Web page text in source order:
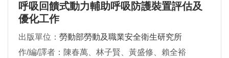
呼吸回饋式動力輔助呼吸防護裝置評估及
優化工作
出版單位： 勞動部勞動及職業安全衛生研究所
作/編/譯者：陳春萬、林子賢、黃盛修、賴全裕